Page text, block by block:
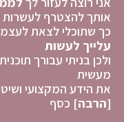
אותך להצטרף לעשרות
כך שתוכלי לצאת
עלייך לעשות
ולכן בניתי עבורך
מעשית
את הידע המקצועי
[הרבה] כסף